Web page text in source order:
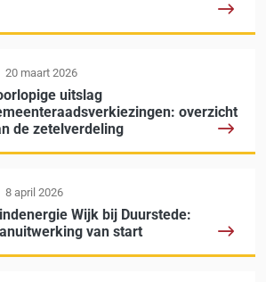
uitslag
overzicht
de zetelverdeling
20 maart 2026
Wijk bij Duurstede:
van start
8 april 2026